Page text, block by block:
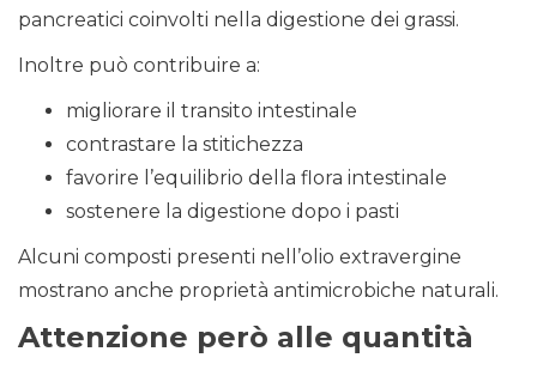
pancreatici coinvolti nella digestione dei grassi.
Inoltre può contribuire a:
migliorare il transito intestinale
contrastare la stitichezza
favorire l’equilibrio della flora intestinale
sostenere la digestione dopo i pasti
Alcuni composti presenti nell’olio extravergine
mostrano anche proprietà antimicrobiche naturali.
Attenzione però alle quantità